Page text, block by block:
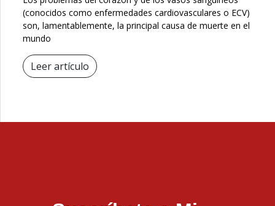
(conocidos como enfermedades cardiovasculares o ECV)
son, lamentablemente, la principal causa de muerte en el
mundo
Leer artículo